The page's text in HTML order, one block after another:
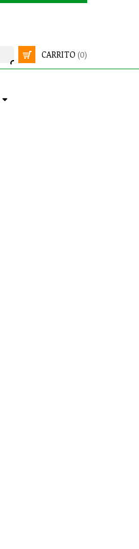
CARRITO (0)